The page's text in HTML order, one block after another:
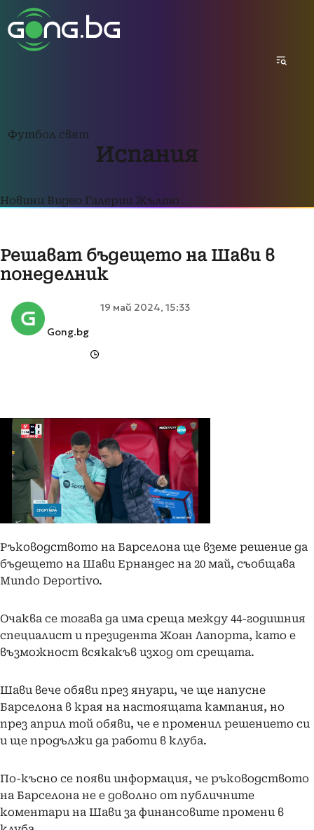
Футбол свят
Испания
Новини Видео Галерии Жълто
Решават бъдещето на Шави в
понеделник
Gong.bg
19 май 2024, 15:33
Ръководството на Барселона ще вземе решение да
бъдещето на Шави Ернандес на 20 май, съобщава
Mundo Deportivo.
Очаква се тогава да има среща между 44-годишния
специалист и президента Жоан Лапорта, като е
възможност всякакъв изход от срещата.
Шави вече обяви през януари, че ще напусне
Барселона в края на настоящата кампания, но
през април той обяви, че е променил решението си
и ще продължи да работи в клуба.
По-късно се появи информация, че ръководството
на Барселона не е доволно от публичните
коментари на Шави за финансовите промени в